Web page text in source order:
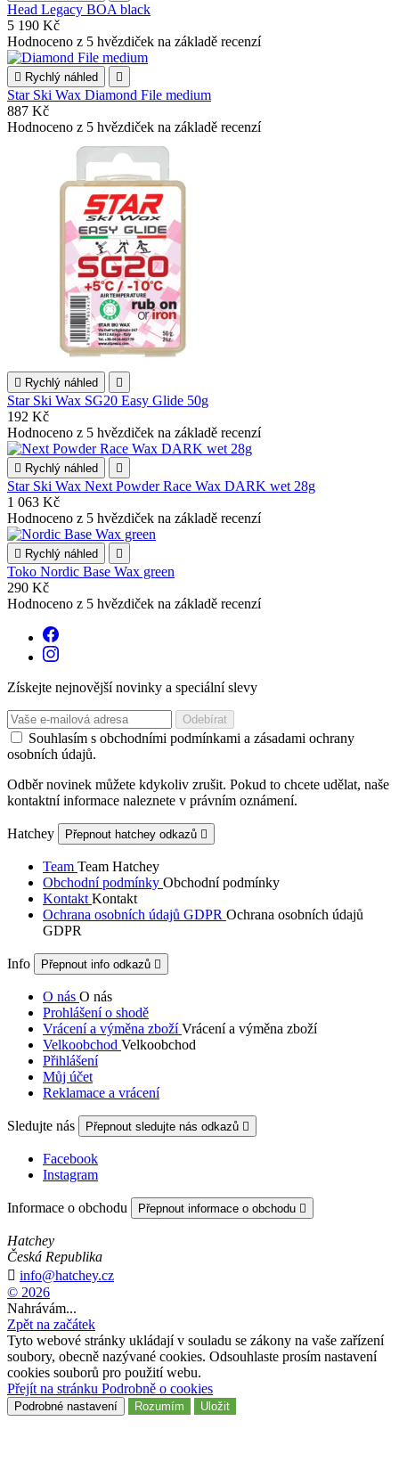
Head Legacy BOA black
5 190 Kč
Hodnoceno z 5 hvězdiček na základě recenzí
 Rychlý náhled 
Star Ski Wax Diamond File medium
887 Kč
Hodnoceno z 5 hvězdiček na základě recenzí
 Rychlý náhled 
Star Ski Wax SG20 Easy Glide 50g
192 Kč
Hodnoceno z 5 hvězdiček na základě recenzí
 Rychlý náhled 
Star Ski Wax Next Powder Race Wax DARK wet 28g
1 063 Kč
Hodnoceno z 5 hvězdiček na základě recenzí
 Rychlý náhled 
Toko Nordic Base Wax green
290 Kč
Hodnoceno z 5 hvězdiček na základě recenzí
Získejte nejnovější novinky a speciální slevy
Souhlasím s obchodními podmínkami a zásadami ochrany
osobních údajů.
Odběr novinek můžete kdykoliv zrušit. Pokud to chcete udělat, naše
kontaktní informace naleznete v právním oznámení.
Hatchey Přepnout hatchey odkazů 
Team Team Hatchey
Obchodní podmínky Obchodní podmínky
KontaktKontakt
Ochrana osobních údajů GDPR Ochrana osobních údajů
GDPR
Info Přepnout info odkazů 
O nás O nás
Prohlášení o shodě
Vrácení a výměna zboží Vrácení a výměna zboží
Velkoobchod Velkoobchod
Přihlášení
Můj účet
Reklamace a vrácení
Sledujte nás Přepnout sledujte nás odkazů 
Facebook
Instagram
Informace o obchodu Přepnout informace o obchodu 
Hatchey
Česká Republika
 info@hatchey.cz
© 2026
Nahrávám...
Zpět na začátek
Tyto webové stránky ukládají v souladu se zákony na vaše zařízení
soubory, obecně nazývané cookies. Odsouhlaste prosím nastavení
cookies souborů pro použití webu.
Přejít na stránku Podrobně o cookies
Podrobné nastavení Rozumím Uložit